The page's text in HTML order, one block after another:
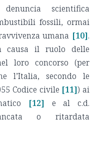
scientifica
fossili, ormai
umana [10].
causa il ruolo delle
loro concorso (per
l’Italia, secondo le
Codice civile [11]) ai
[12] e al c.d.
o ritardata